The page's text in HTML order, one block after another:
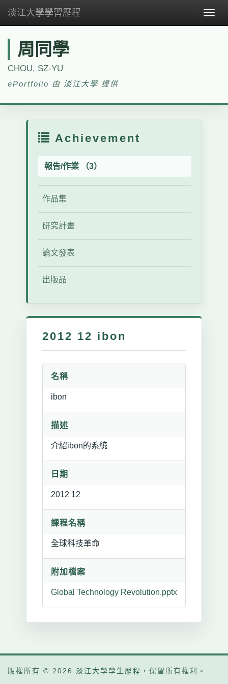
淡江大學學習歷程
周同學
CHOU, SZ-YU
ePortfolio 由 淡江大學 提供
Achievement
報告/作業 （3）
作品集
研究計畫
論文發表
出版品
2012 12 ibon
名稱
ibon
描述
介紹ibon的系統
日期
2012 12
課程名稱
全球科技革命
附加檔案
Global Technology Revolution.pptx
版權所有 © 2026 淡江大學學生歷程 ，保留所有權利。